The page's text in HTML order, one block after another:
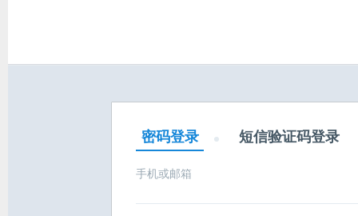
密码登录 短信验证码登录
手机或邮箱